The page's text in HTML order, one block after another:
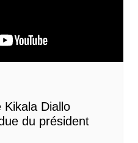
Kikala Diallo
du président